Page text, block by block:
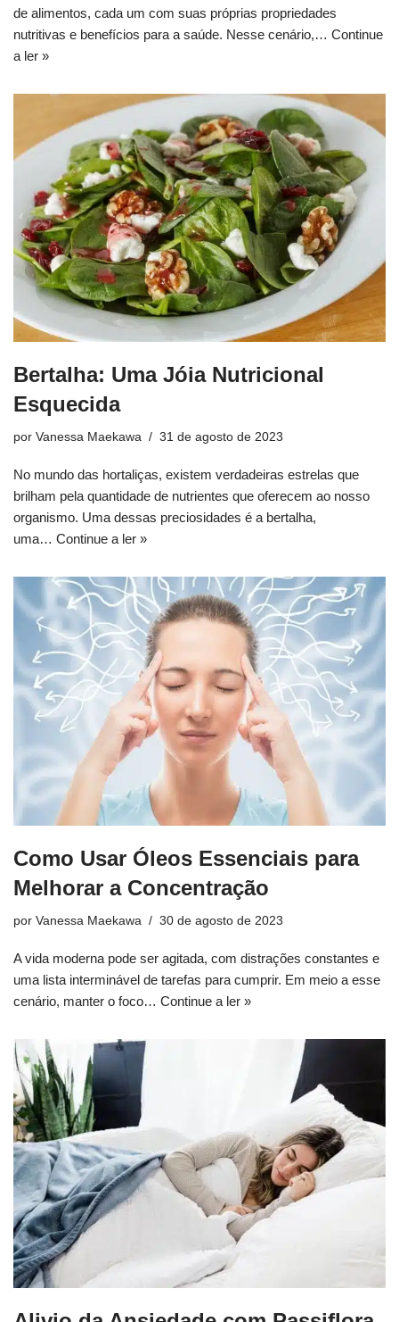
de alimentos, cada um com suas próprias propriedades
nutritivas e benefícios para a saúde. Nesse cenário,… Continue
a ler »
Bertalha: Uma Jóia Nutricional
Esquecida
por Vanessa Maekawa 31 de agosto de 2023
No mundo das hortaliças, existem verdadeiras estrelas que
brilham pela quantidade de nutrientes que oferecem ao nosso
organismo. Uma dessas preciosidades é a bertalha,
uma… Continue a ler »
Como Usar Óleos Essenciais para
Melhorar a Concentração
por Vanessa Maekawa 30 de agosto de 2023
A vida moderna pode ser agitada, com distrações constantes e
uma lista interminável de tarefas para cumprir. Em meio a esse
cenário, manter o foco… Continue a ler »